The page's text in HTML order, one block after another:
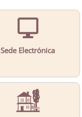
Sede Electrónica